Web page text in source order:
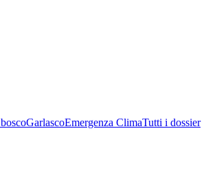
GarlascoEmergenza ClimaTutti i dossier